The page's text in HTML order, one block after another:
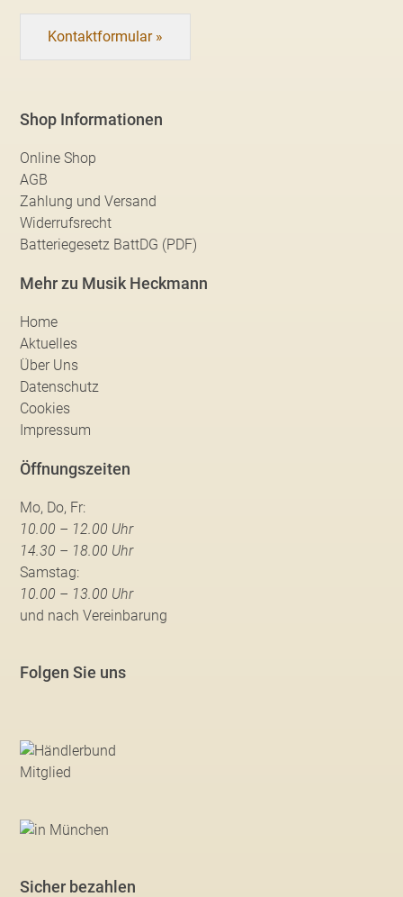
Kontaktformular »
Shop Informationen
Online Shop
AGB
Zahlung und Versand
Widerrufsrecht
Batteriegesetz BattDG (PDF)
Mehr zu Musik Heckmann
Home
Aktuelles
Über Uns
Datenschutz
Cookies
Impressum
Öffnungszeiten
Mo, Do, Fr:
10.00 – 12.00 Uhr
14.30 – 18.00 Uhr
Samstag:
10.00 – 13.00 Uhr
und nach Vereinbarung
Folgen Sie uns
Sicher bezahlen